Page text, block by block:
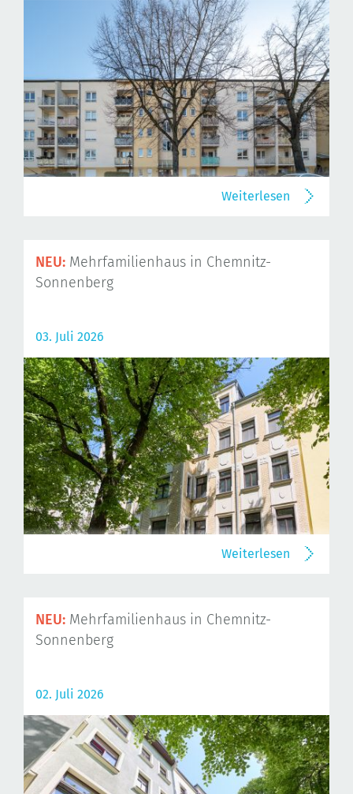
Weiterlesen
NEU: Mehrfamilienhaus in Chemnitz-
Sonnenberg
03. Juli 2026
Weiterlesen
NEU: Mehrfamilienhaus in Chemnitz-
Sonnenberg
02. Juli 2026